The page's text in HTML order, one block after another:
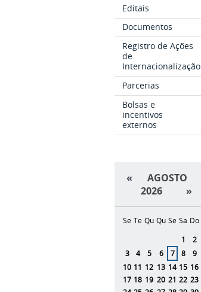
Editais
Documentos
Registro de Ações
de
Internacionalização
Parcerias
Bolsas e
incentivos
externos
«
AGOSTO
2026
»
Se Te Qu Qu Se Sa Do
1
2
3
4 5 6 7 8
9
10 11 12 13 14 15 16
17 18 19 20 21 22 23